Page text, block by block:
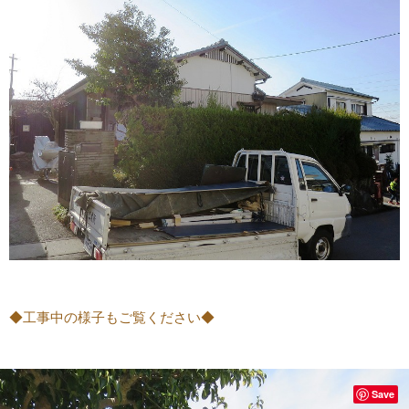
◆工事中の様子もご覧ください◆
Save